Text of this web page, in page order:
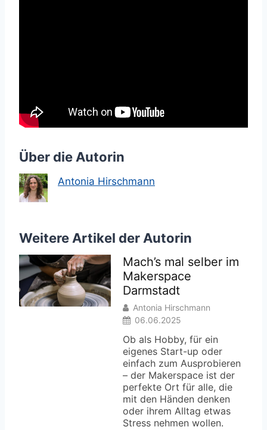
Über die Autorin
Antonia Hirschmann
Weitere Artikel der Autorin
Mach’s mal selber im
Makerspace
Darmstadt
Antonia Hirschmann
06.06.2025
Ob als Hobby, für ein
eigenes Start-up oder
einfach zum Ausprobieren
– der Makerspace ist der
perfekte Ort für alle, die
mit den Händen denken
oder ihrem Alltag etwas
Stress nehmen wollen.